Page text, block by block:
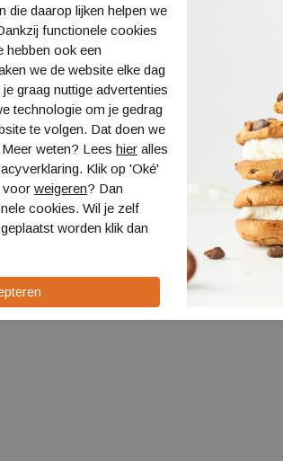
Acsi Klein en Fijn Kamperen
Klein en Fijn kamperen
€ 23,95
die daarop lijken helpen we
functionele cookies
hebben ook een
we de website elke dag
graag nuttige advertenties
technologie om je gedrag
te volgen. Dat doen we
weten? Lees hier alles
Klik op 'Oké'
voor weigeren? Dan
cookies. Wil je zelf
worden klik dan